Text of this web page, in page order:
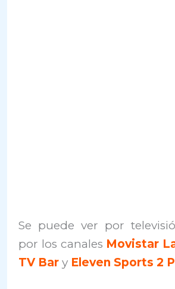
Se puede ver por
por los canales Movistar
TV Bar y Eleven Sports 2